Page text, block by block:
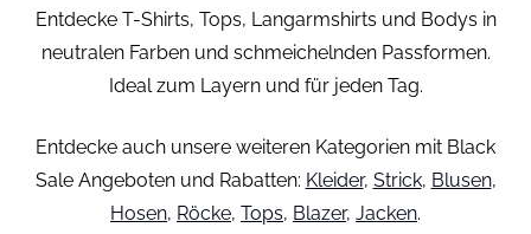
Entdecke T-Shirts, Tops, Langarmshirts und Bodys in
neutralen Farben und schmeichelnden Passformen.
Ideal zum Layern und für jeden Tag.
Entdecke auch unsere weiteren Kategorien mit Black
Sale Angeboten und Rabatten: Kleider, Strick, Blusen,
Hosen, Röcke, Tops, Blazer, Jacken.